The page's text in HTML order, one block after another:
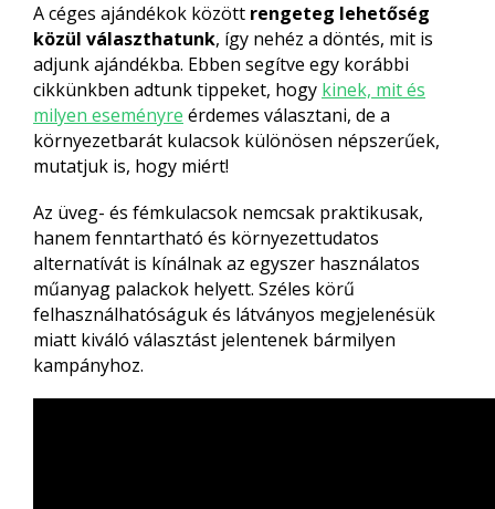
A céges ajándékok között rengeteg lehetőség
közül választhatunk, így nehéz a döntés, mit is
adjunk ajándékba. Ebben segítve egy korábbi
cikkünkben adtunk tippeket, hogy kinek, mit és
milyen eseményre érdemes választani, de a
környezetbarát kulacsok különösen népszerűek,
mutatjuk is, hogy miért!
Az üveg- és fémkulacsok nemcsak praktikusak,
hanem fenntartható és környezettudatos
alternatívát is kínálnak az egyszer használatos
műanyag palackok helyett. Széles körű
felhasználhatóságuk és látványos megjelenésük
miatt kiváló választást jelentenek bármilyen
kampányhoz.